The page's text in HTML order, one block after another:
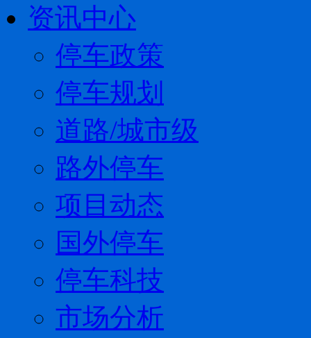
资讯中心
停车政策
停车规划
道路/城市级
路外停车
项目动态
国外停车
停车科技
市场分析